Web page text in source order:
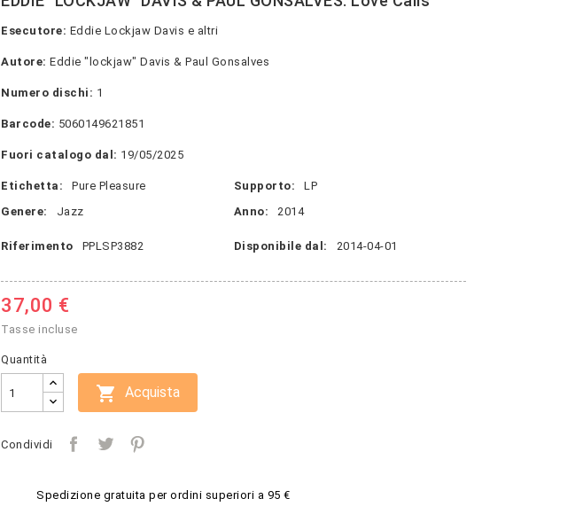
Esecutore: Eddie Lockjaw Davis e altri
Autore: Eddie "lockjaw" Davis & Paul Gonsalves
Numero dischi: 1
Barcode: 5060149621851
Fuori catalogo dal: 19/05/2025
Etichetta: Pure Pleasure Supporto:
LP
Genere:
Jazz Anno: 2014
Riferimento PPLSP3882 Disponibile dal: 2014-04-01
37,00 €
Tasse incluse
Quantità
 Acquista
Condividi
Spedizione gratuita per ordini superiori a 95 €